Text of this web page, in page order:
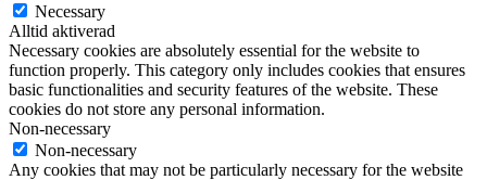
Necessary
Alltid aktiverad
Necessary cookies are absolutely essential for the website to
function properly. This category only includes cookies that ensures
basic functionalities and security features of the website. These
cookies do not store any personal information.
Non-necessary
Non-necessary
Any cookies that may not be particularly necessary for the website